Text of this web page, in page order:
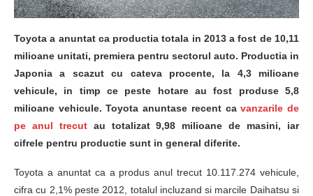
Toyota a anuntat ca productia totala in 2013 a fost de 10,11
milioane unitati, premiera pentru sectorul auto. Productia in
Japonia a scazut cu cateva procente, la 4,3 milioane
vehicule, in timp ce peste hotare au fost produse 5,8
milioane vehicule. Toyota anuntase recent cavanzarile de
pe anul trecutau totalizat 9,98 milioane de masini, iar
cifrele pentru productie sunt in general diferite.
Toyota a anuntat ca a produs anul trecut 10.117.274 vehicule,
cifra cu 2,1% peste 2012, totalul incluzand si marcile Daihatsu si